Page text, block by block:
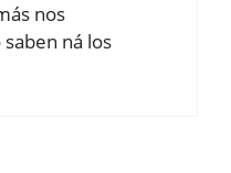
nos
ná los